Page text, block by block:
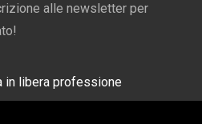
alle newsletter per
in libera professione